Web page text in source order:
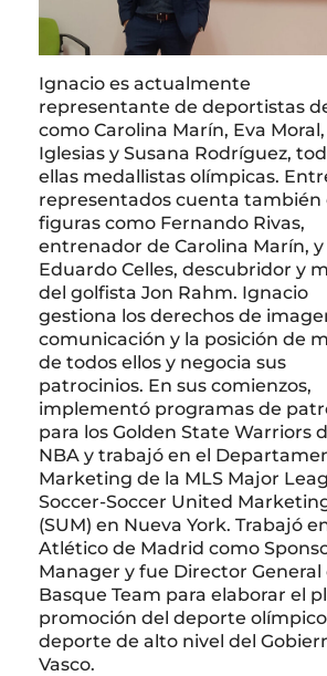
Ignacio es actualmente
representante de deportistas
como Carolina Marín, Eva
Iglesias y Susana Rodríguez,
ellas medallistas olímpicas.
representados cuenta también
figuras como Fernando Rivas,
entrenador de Carolina Marín, y
Eduardo Celles, descubridor y
del golfista Jon Rahm. Ignacio
gestiona los derechos de
comunicación y la posición de
de todos ellos y negocia sus
patrocinios. En sus comienzos,
implementó programas de
para los Golden State Warriors
NBA y trabajó en el
Marketing de la MLS Major
Soccer-Soccer United
(SUM) en Nueva York. Trabajó
Atlético de Madrid como
Manager y fue Director General
Basque Team para elaborar el
promoción del deporte
deporte de alto nivel del
Vasco.